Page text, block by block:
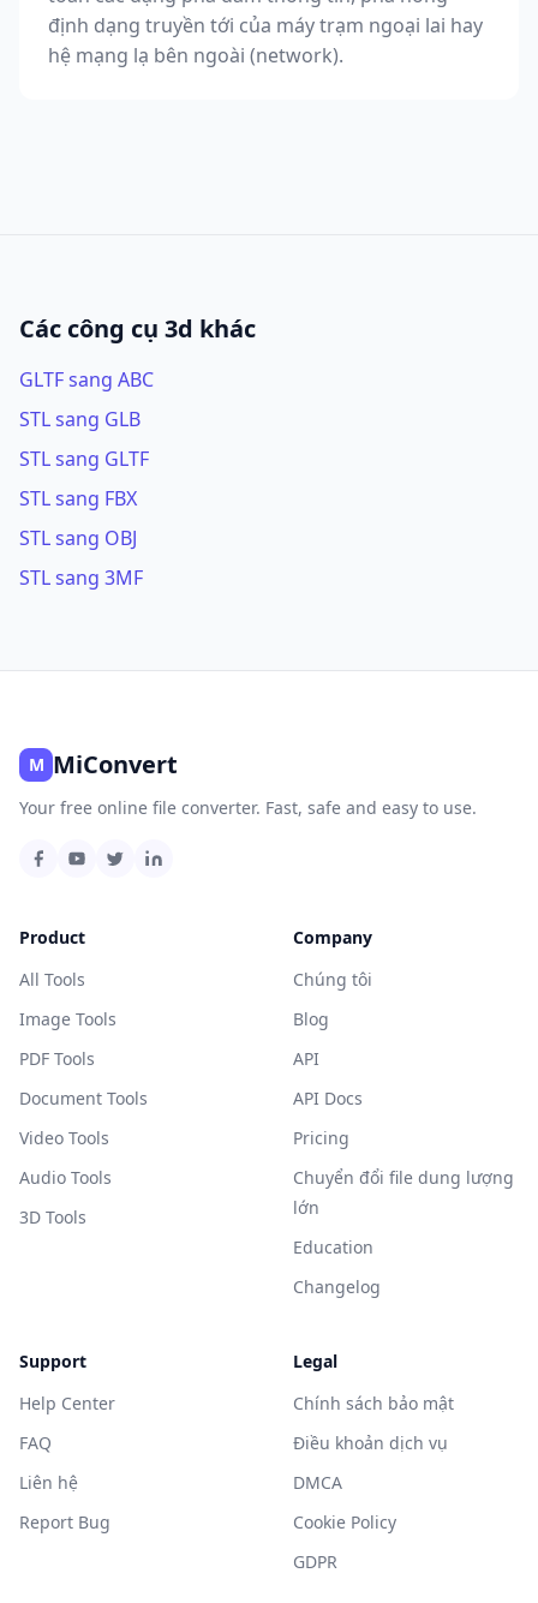
định dạng truyền tới của máy trạm ngoại lai hay
hệ mạng lạ bên ngoài (network).
Các công cụ 3d khác
GLTF sang ABC
STL sang GLB
STL sang GLTF
STL sang FBX
STL sang OBJ
STL sang 3MF
M MiConvert
Your free online file converter. Fast, safe and easy to use.
Product
All Tools
Image Tools
PDF Tools
Document Tools
Video Tools
Audio Tools
3D Tools
Company
Chúng tôi
Blog
API
API Docs
Pricing
Chuyển đổi file dung lượng
lớn
Education
Changelog
Support
Help Center
FAQ
Liên hệ
Report Bug
Legal
Chính sách bảo mật
Điều khoản dịch vụ
DMCA
Cookie Policy
GDPR